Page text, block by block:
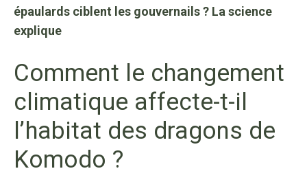
épaulards ciblent les gouvernails ? La science
explique
Comment le changement
climatique affecte-t-il
l’habitat des dragons de
Komodo ?